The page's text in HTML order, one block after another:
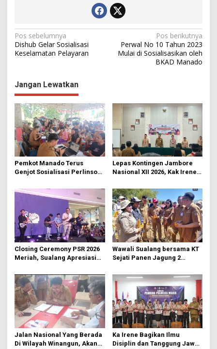
N
a
i
g
a
s
i
p
o
s
Pos sebelumnya
Dishub Gelar Sosialisasi
Keselamatan Pelayaran
Pos berikutnya
Perwal No 10 Tahun 2023
Mulai di Sosialisasikan oleh
BKAD Manado
Jangan Lewatkan
Pemkot Manado Terus
Genjot Sosialisasi Perlinsos
Lepas Kontingen Jambore
Nasional XII 2026, Kak Irene:
Kesehatan
Closing Ceremony PSR 2026
Meriah, Sualang Apresiasi
GMIM
Wawali Sualang bersama KT
Sejati Panen Jagung 2
Jalan Nasional Yang Berada
Di Wilayah Winangun, Akan
Ka Irene Bagikan Ilmu
Disiplin dan Tanggung Jawab